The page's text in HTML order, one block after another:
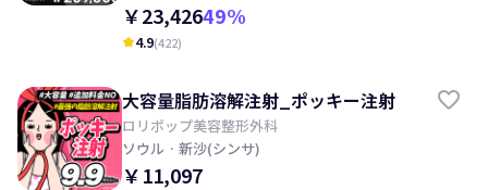
￥23,42649%
kid_star4.9(422)
大容量脂肪溶解注射_ポッキー注射
ロリポップ美容整形外科
ソウル · 新沙(シンサ)
￥11,097